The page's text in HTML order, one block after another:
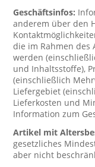
Geschäftsinfos:
anderem über den
die im Rahmen des
werden
und Inhaltsstoffe),
(einschließlich
Liefergebiet
Lieferkosten und
Information zum
Artikel mit
gesetzliches
aber nicht